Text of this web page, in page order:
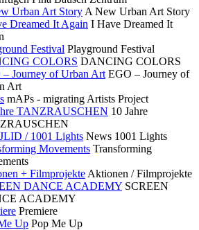
Urban Art Story A New Urban Art Story
Dreamed It Again I Have Dreamed It
Festival Playground Festival
COLORS DANCING COLORS
– Journey of Urban Art EGO – Journey of
Art
mAPs - migrating Artists Project
TANZRAUSCHEN 10 Jahre
/ 1001 Lights News 1001 Lights
Movements Transforming
+ Filmprojekte Aktionen / Filmprojekte
DANCE ACADEMY SCREEN
ACADEMY
Premiere
Up Pop Me Up